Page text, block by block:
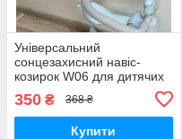
Універсальний
сонцезахисний навіс-
козирок W06 для дитячих
велосипедів та колясок |
Кріплення на батьківську
ручку, захист від UV-п
350 ₴ 368 ₴
Купити